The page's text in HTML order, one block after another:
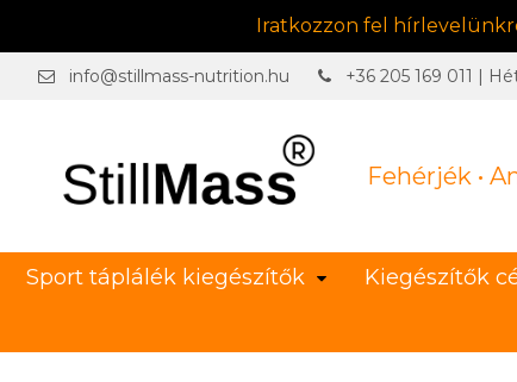
Iratkozzon fel
Fehérjék •
info@stillmass-nutrition.hu +36 205 169 011 |
Sport táplálék kiegészítők Kiegészítők